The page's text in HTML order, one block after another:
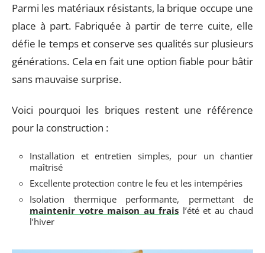
Parmi les matériaux résistants, la brique occupe une
place à part. Fabriquée à partir de terre cuite, elle
défie le temps et conserve ses qualités sur plusieurs
générations. Cela en fait une option fiable pour bâtir
sans mauvaise surprise.
Voici pourquoi les briques restent une référence
pour la construction :
Installation et entretien simples, pour un chantier
maîtrisé
Excellente protection contre le feu et les intempéries
Isolation thermique performante, permettant de
maintenir votre maison au frais l’été et au chaud
l’hiver